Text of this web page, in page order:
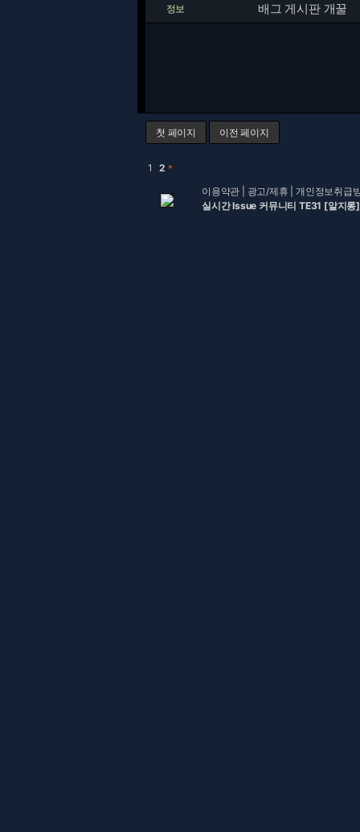
정보 배그 게시판 개꿀
첫 페이지 이전 페이지
1 2 ＊
이용약관
광고/제휴 |개인정보취급
실시간 Issue 커뮤니티 TE31 [알지